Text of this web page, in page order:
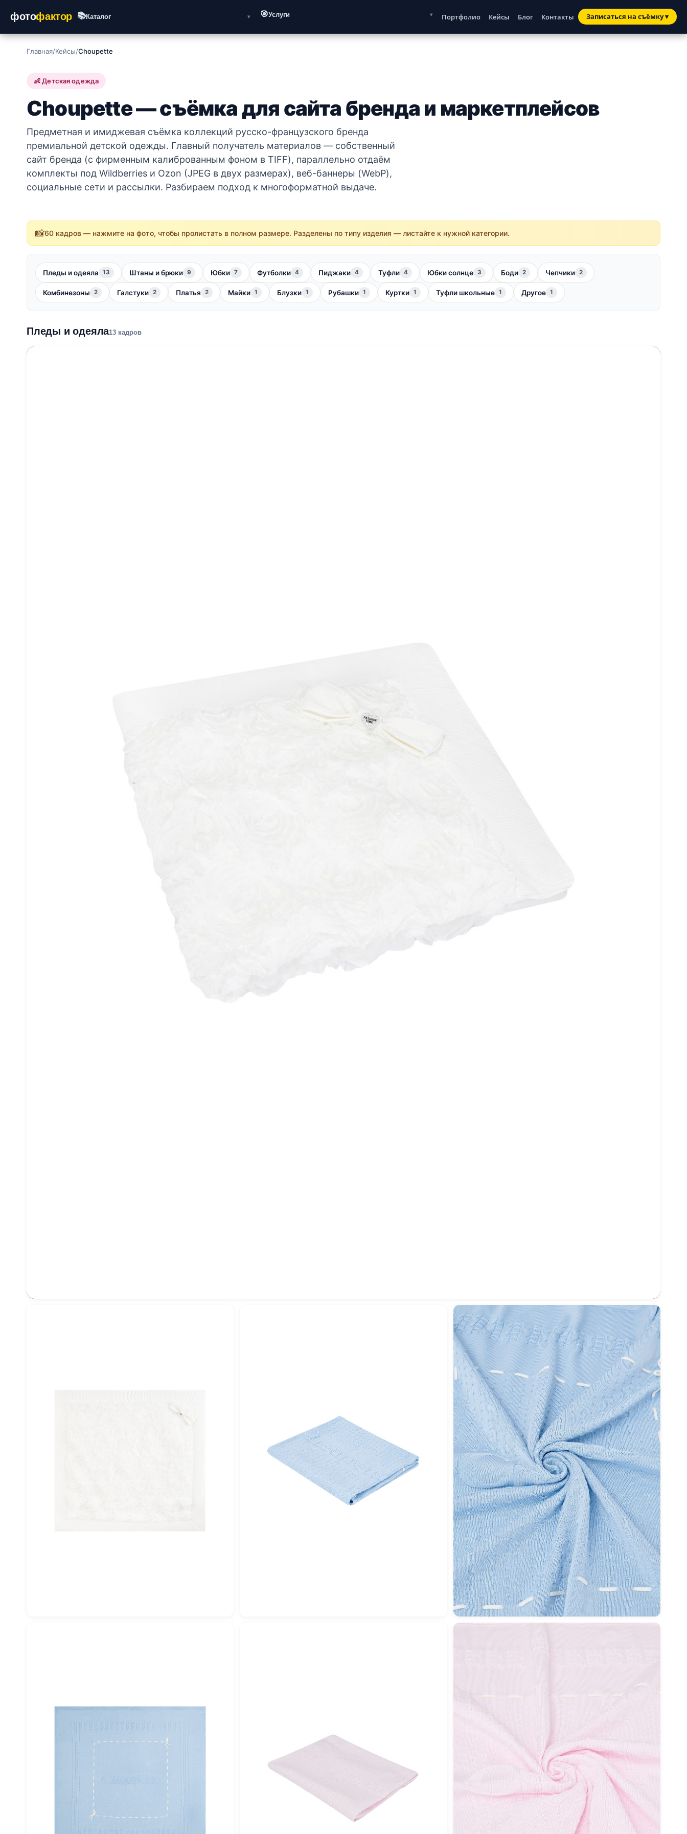
фотофактор 📚Каталог 🎯Услуги Портфолио Кейсы Блог Контакты Записаться на съёмку▾
Главная/Кейсы/Choupette
👶 Детская одежда
Choupette — съёмка для сайта бренда и маркетплейсов
Предметная и имиджевая съёмка коллекций русско-французского бренда
премиальной детской одежды. Главный получатель материалов — собственный
сайт бренда (с фирменным калиброванным фоном в TIFF), параллельно отдаём
комплекты под Wildberries и Ozon (JPEG в двух размерах), веб-баннеры (WebP),
социальные сети и рассылки. Разбираем подход к многоформатной выдаче.
📸60 кадров — нажмите на фото, чтобы пролистать в полном размере. Разделены по типу изделия — листайте к нужной категории.
Пледы и одеяла 13 Штаны и брюки 9 Юбки 7 Футболки 4 Пиджаки 4 Туфли 4 Юбки солнце 3 Боди 2 Чепчики 2
Комбинезоны 2 Галстуки 2 Платья 2 Майки 1 Блузки 1 Рубашки 1 Куртки 1 Туфли школьные 1 Другое 1
Пледы и одеяла13 кадров